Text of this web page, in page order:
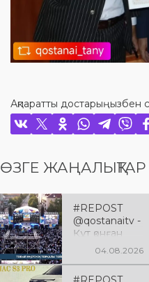
Ақпаратты достарыңызбен
ӨЗГЕ ЖАҢАЛЫҚТАР
#REPOST
@qostanaitv -
Құт қонған
Қостанай
04.08.2026